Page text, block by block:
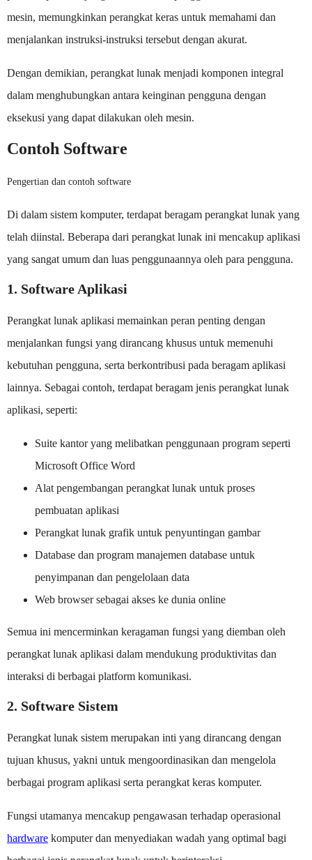
mesin, memungkinkan perangkat keras untuk memahami dan
menjalankan instruksi-instruksi tersebut dengan akurat.
Dengan demikian, perangkat lunak menjadi komponen integral
dalam menghubungkan antara keinginan pengguna dengan
eksekusi yang dapat dilakukan oleh mesin.
Contoh Software
Pengertian dan contoh software
Di dalam sistem komputer, terdapat beragam perangkat lunak yang
telah diinstal. Beberapa dari perangkat lunak ini mencakup aplikasi
yang sangat umum dan luas penggunaannya oleh para pengguna.
1. Software Aplikasi
Perangkat lunak aplikasi memainkan peran penting dengan
menjalankan fungsi yang dirancang khusus untuk memenuhi
kebutuhan pengguna, serta berkontribusi pada beragam aplikasi
lainnya. Sebagai contoh, terdapat beragam jenis perangkat lunak
aplikasi, seperti:
Suite kantor yang melibatkan penggunaan program seperti
Microsoft Office Word
Alat pengembangan perangkat lunak untuk proses
pembuatan aplikasi
Perangkat lunak grafik untuk penyuntingan gambar
Database dan program manajemen database untuk
penyimpanan dan pengelolaan data
Web browser sebagai akses ke dunia online
Semua ini mencerminkan keragaman fungsi yang diemban oleh
perangkat lunak aplikasi dalam mendukung produktivitas dan
interaksi di berbagai platform komunikasi.
2. Software Sistem
Perangkat lunak sistem merupakan inti yang dirancang dengan
tujuan khusus, yakni untuk mengoordinasikan dan mengelola
berbagai program aplikasi serta perangkat keras komputer.
Fungsi utamanya mencakup pengawasan terhadap operasional
hardware komputer dan menyediakan wadah yang optimal bagi